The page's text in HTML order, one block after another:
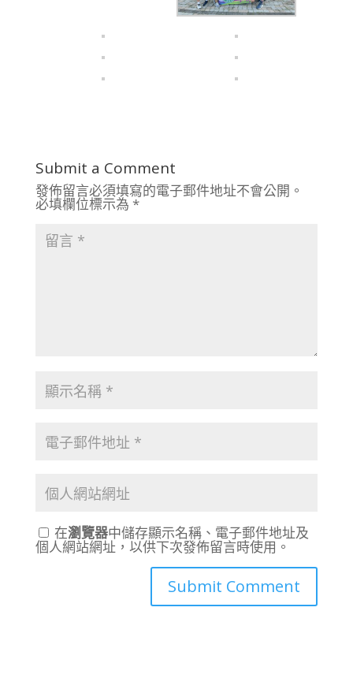
Submit a Comment
發佈留言必須填寫的電子郵件地址不會公開。
必填欄位標示為 *
在瀏覽器中儲存顯示名稱、電子郵件地址及
個人網站網址，以供下次發佈留言時使用。